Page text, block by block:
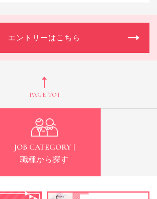
エントリーはこちら
JOB CATEGORY |
職種から探す
PAGE TOP